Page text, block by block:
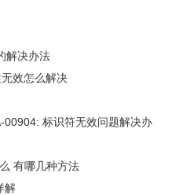
解决办法
效怎么解决
00904: 标识符无效问题解决办
有哪几种方法
解